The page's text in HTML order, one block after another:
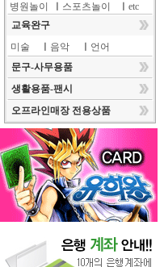
병원놀이
스포츠놀이
etc
교육완구
미술
음악
언어
문구-사무용품
생활용품-팬시
오프라인매장 전용상품